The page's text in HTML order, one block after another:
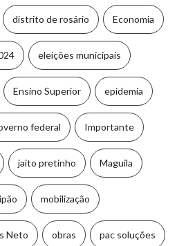
distrito de rosário Economia
eleições municipais
Ensino Superior epidemia
federal Importante
jaito pretinho Maguila
mobilização
Neto obras pac soluções